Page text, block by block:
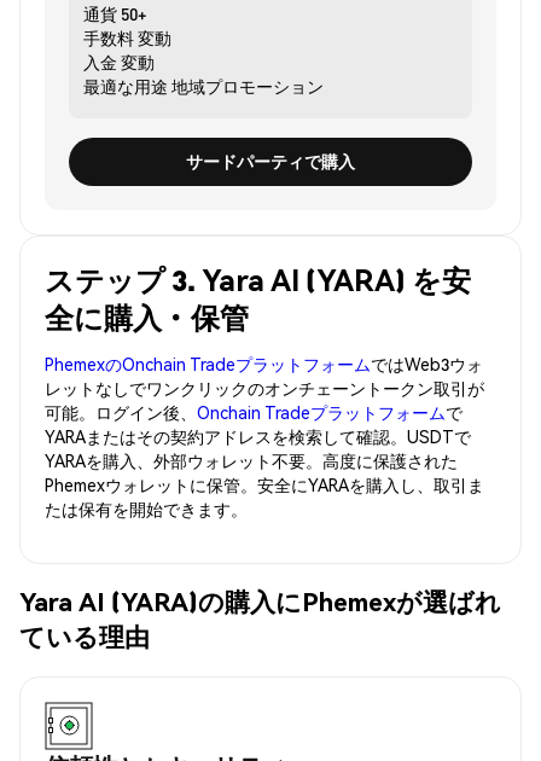
通貨 50+
手数料変動
入金 変動
最適な用途 地域プロモーション
サードパーティで購入
ステップ 3. Yara AI (YARA) を安
全に購入・保管
PhemexのOnchain TradeプラットフォームではWeb3ウォ
レットなしでワンクリックのオンチェーントークン取引が
可能。ログイン後、 Onchain Tradeプラットフォームで
YARAまたはその契約アドレスを検索して確認。USDTで
YARAを購入、外部ウォレット不要。高度に保護された
Phemexウォレットに保管。安全にYARAを購入し、取引ま
たは保有を開始できます。
Yara AI (YARA)の購入にPhemexが選ばれ
ている理由